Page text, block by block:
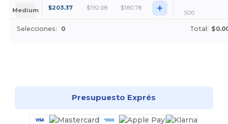
Medium $203.37 $192.08 $180.78 + 500
Selecciones: 0 Total:
Presupuesto Exprés